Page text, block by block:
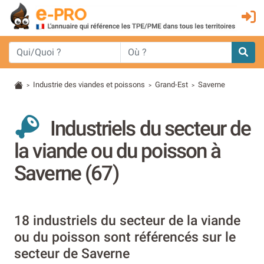
> Industrie des viandes et poissons > Grand-Est > Saverne
Industriels du secteur de
la viande ou du poisson à
Saverne (67)
18 industriels du secteur de la viande
ou du poisson sont référencés sur le
secteur de Saverne